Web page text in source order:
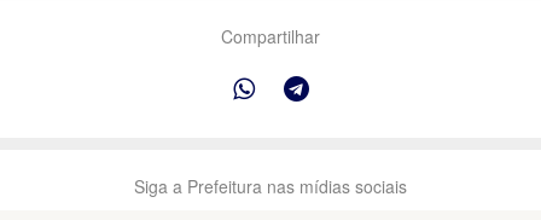
Compartilhar
Siga a Prefeitura nas mídias sociais